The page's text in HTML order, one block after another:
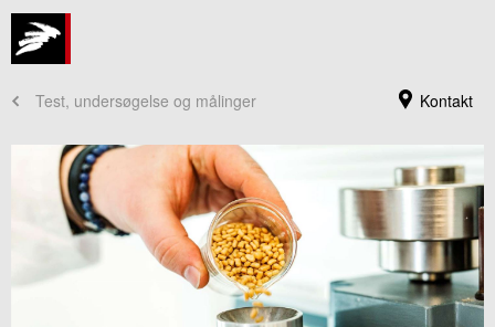
Kontakt
Test, undersøgelse og målinger